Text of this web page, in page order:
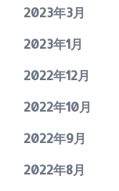
2023年3月
2023年1月
2022年12月
2022年10月
2022年9月
2022年8月